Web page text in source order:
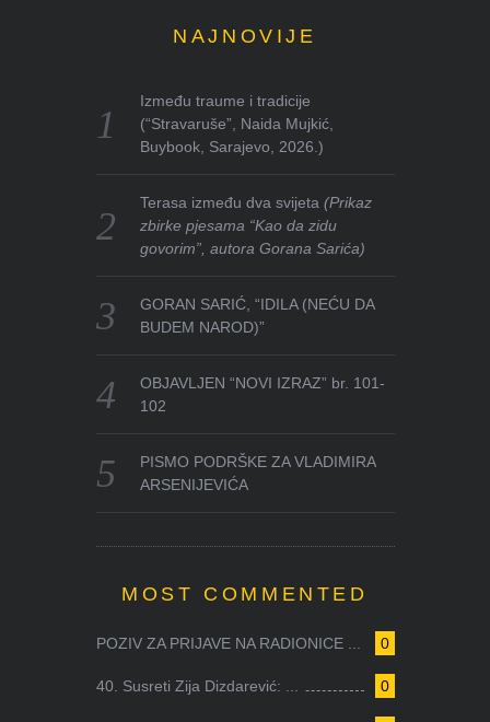
NAJNOVIJE
Između traume i tradicije
(“Stravaruše”, Naida Mujkić,
Buybook, Sarajevo, 2026.)
Terasa između dva svijeta(Prikaz
zbirke pjesama “Kao da zidu
govorim”, autora Gorana Sarića)
GORAN SARIĆ, “IDILA (NEĆU DA
BUDEM NAROD)”
OBJAVLJEN “NOVI IZRAZ” br. 101-
102
PISMO PODRŠKE ZA VLADIMIRA
ARSENIJEVIĆA
MOST COMMENTED
0
POZIV ZA PRIJAVE NA RADIONICE ...
0
40. Susreti Zija Dizdarević: ...